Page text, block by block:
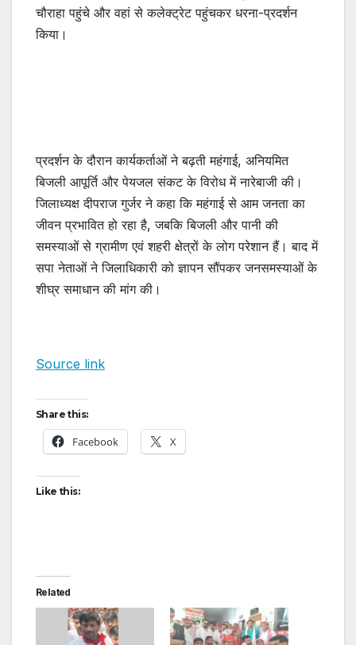
चौराहा पहुंचे और वहां से कलेक्ट्रेट पहुंचकर धरना-प्रदर्शन
किया।
प्रदर्शन के दौरान कार्यकर्ताओं ने बढ़ती महंगाई, अनियमित
बिजली आपूर्ति और पेयजल संकट के विरोध में नारेबाजी की।
जिलाध्यक्ष दीपराज गुर्जर ने कहा कि महंगाई से आम जनता का
जीवन प्रभावित हो रहा है, जबकि बिजली और पानी की
समस्याओं से ग्रामीण एवं शहरी क्षेत्रों के लोग परेशान हैं। बाद में
सपा नेताओं ने जिलाधिकारी को ज्ञापन सौंपकर जनसमस्याओं के
शीघ्र समाधान की मांग की।
Source link
Share this:
Facebook X
Like this:
Related